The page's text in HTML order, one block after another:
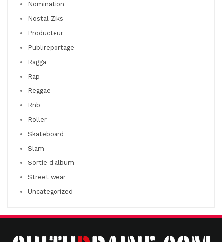
Nomination
Nostal-Ziks
Producteur
Publireportage
Ragga
Rap
Reggae
Rnb
Roller
Skateboard
Slam
Sortie d'album
Street wear
Uncategorized